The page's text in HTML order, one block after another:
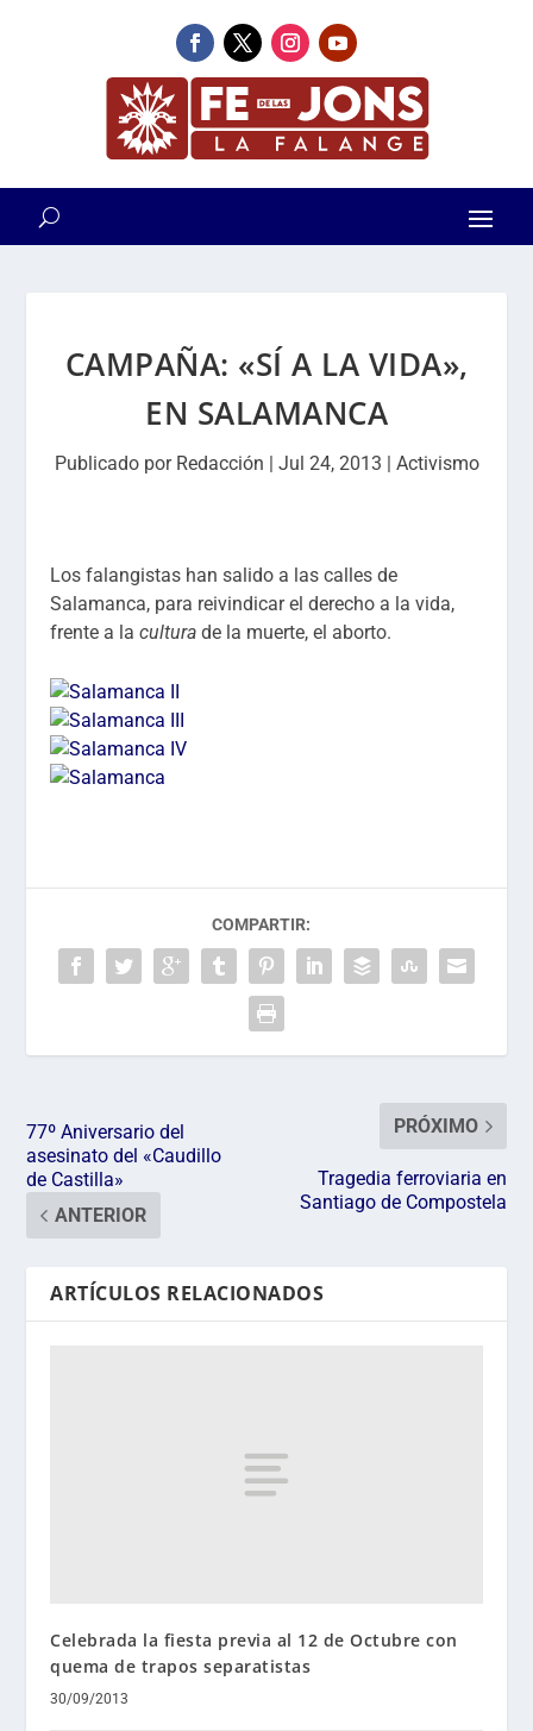
CAMPAÑA: «SÍ A LA VIDA»,
EN SALAMANCA
Publicado por Redacción | Jul 24, 2013 | Activismo
Los falangistas han salido a las calles de
Salamanca, para reivindicar el derecho a la vida,
frente a lacultura de la muerte, el aborto.
COMPARTIR:
77º Aniversario del
asesinato del «Caudillo
de Castilla»
ANTERIOR
PRÓXIMO
Tragedia ferroviaria en
Santiago de Compostela
ARTÍCULOS RELACIONADOS
Celebrada la fiesta previa al 12 de Octubre con
quema de trapos separatistas
30/09/2013